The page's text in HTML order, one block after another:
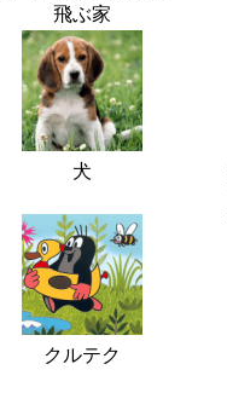
飛ぶ家
犬
クルテク